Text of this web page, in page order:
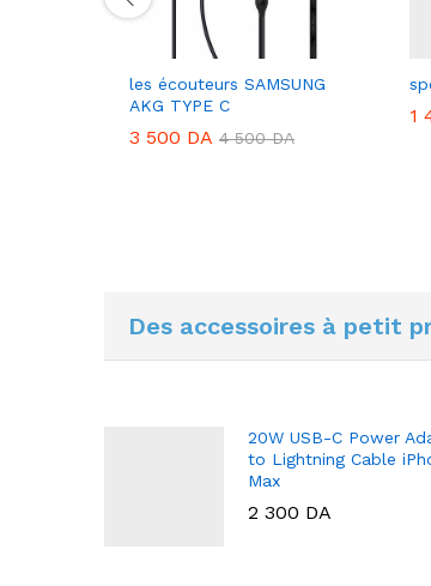
les écouteurs SAMSUNG
AKG TYPE C
3 500 DA 4 500DA
1
Des accessoires à petit
20W USB-C Power
to Lightning Cable
Max
2 300 DA